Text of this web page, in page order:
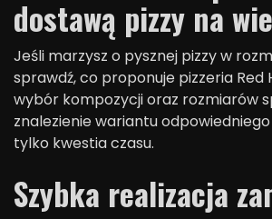
dostawą pizzy na
Jeśli marzysz o pysznej pizzy w
sprawdź, co proponuje pizzeria Red
wybór kompozycji oraz rozmiarów
znalezienie wariantu
tylko kwestia czasu.
Szybka realizacja